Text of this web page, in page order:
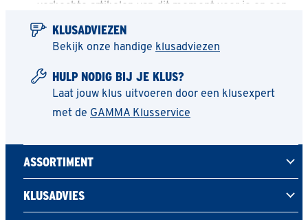
verkochte artikelen van dit moment voor je op een
rijtje gezet. Vergelijk makkelijk de specificaties en
prijzen om een goede keuze te kunnen maken.
hoogte bent van de nieuwste en beste producten.
Bekijk de top 10 Tuinbestrating en laat je inspireren
KLUSADVIEZEN
Bekijk onze handige klusadviezen
HULP NODIG BIJ JE KLUS?
Laat jouw klus uitvoeren door een klusexpert
met de GAMMA Klusservice
ASSORTIMENT
KLUSADVIES